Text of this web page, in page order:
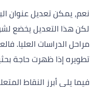
نعم، يمكن تعديل عنوان
لكن هذا التعديل يخضع
مراحل الدراسات العليا.
تطويره إذا ظهرت حاجة
فيما يلي أبرز النقاط